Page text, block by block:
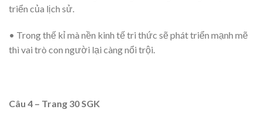
triển của lịch sử.
• Trong thế kỉ mà nền kinh tế tri thức sẽ phát triển mạnh mẽ
thì vai trò con người lại càng nổi trội.
Câu 4 – Trang 30 SGK